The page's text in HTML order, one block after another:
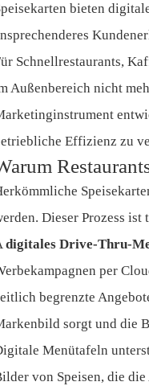
bieten
Schnellrestaurants,
Außenbereich nicht
Effizienz zu
Dieser Prozess
digitales Drive-Thru-
per
begrenzte
sorgt und die
Menütafeln
von Speisen, die